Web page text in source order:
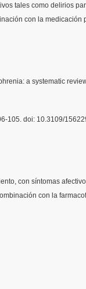
tales como delirios
con la medicación
a systematic
105. doi: 10.3109/
con síntomas
con la